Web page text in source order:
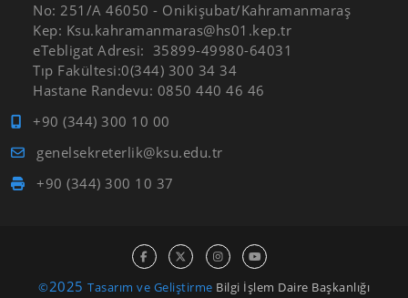
No: 251/A 46050 - Onikişubat/Kahramanmaraş
Kep: Ksu.kahramanmaras@hs01.kep.tr
eTebligat Adresi: 35899-49980-64031
Tıp Fakültesi:0(344) 300 34 34
Hastane Randevu: 0850 440 46 46
+90 (344) 300 10 00
genelsekreterlik@ksu.edu.tr
+90 (344) 300 10 37
©2025 Tasarım ve Geliştirme Bilgi İşlem Daire Başkanlığı